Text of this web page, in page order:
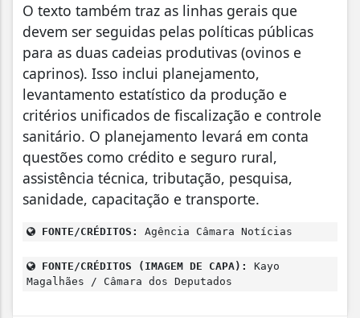
O texto também traz as linhas gerais que
devem ser seguidas pelas políticas públicas
para as duas cadeias produtivas (ovinos e
caprinos). Isso inclui planejamento,
levantamento estatístico da produção e
critérios unificados de fiscalização e controle
sanitário. O planejamento levará em conta
questões como crédito e seguro rural,
assistência técnica, tributação, pesquisa,
sanidade, capacitação e transporte.
FONTE/CRÉDITOS: Agência Câmara Notícias
FONTE/CRÉDITOS (IMAGEM DE CAPA):
Kayo
Magalhães / Câmara dos Deputados